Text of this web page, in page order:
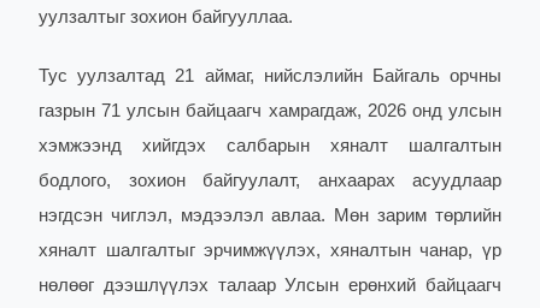
уулзалтыг зохион байгууллаа.
Тус уулзалтад 21 аймаг, нийслэлийн Байгаль орчны
газрын 71 улсын байцаагч хамрагдаж, 2026 онд улсын
хэмжээнд хийгдэх салбарын хяналт шалгалтын
бодлого, зохион байгуулалт, анхаарах асуудлаар
нэгдсэн чиглэл, мэдээлэл авлаа. Мөн зарим төрлийн
хяналт шалгалтыг эрчимжүүлэх, хяналтын чанар, үр
нөлөөг дээшлүүлэх талаар Улсын ерөнхий байцаагч